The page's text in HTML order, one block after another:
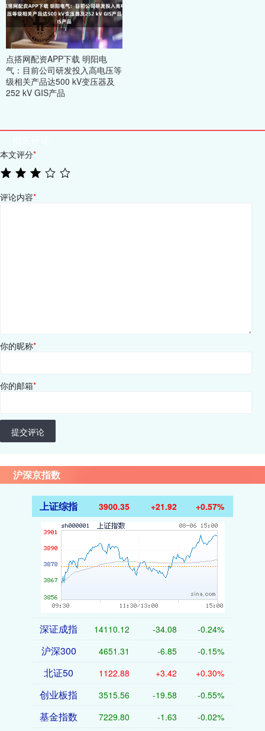
点搭网配资APP下载 明阳电
气：目前公司研发投入高电压等
级相关产品达500 kV变压器及
252 kV GIS产品
本文评分*
评论内容*
你的昵称*
你的邮箱*
提交评论
沪深京指数
上证综指 3900.35 +21.92 +0.57%
深证成指 14110.12 -34.08 -0.24%
沪深300 4651.31 -6.85 -0.15%
北证50 1122.88 +3.42 +0.30%
创业板指 3515.56 -19.58 -0.55%
基金指数 7229.80 -1.63 -0.02%